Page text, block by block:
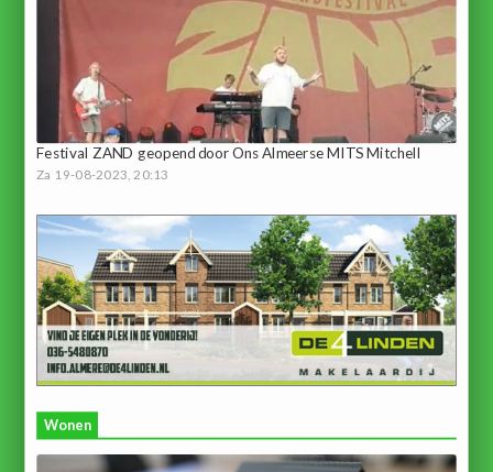
Festival ZAND geopend door Ons Almeerse MITS Mitchell
Za 19-08-2023, 20:13
Wonen